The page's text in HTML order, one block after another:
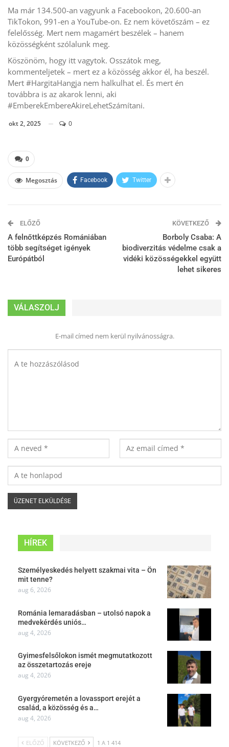
Ma már 134.500-an vagyunk a Facebookon, 20.600-an
TikTokon, 991-en a YouTube-on. Ez nem követőszám – ez
felelősség. Mert nem magamért beszélek – hanem
közösségként szólalunk meg.
Köszönöm, hogy itt vagytok. Osszátok meg,
kommenteljetek – mert ez a közösség akkor él, ha beszél.
Mert #HargitaHangja nem halkulhat el. És mert én
továbbra is az akarok lenni, aki
#EmberekEmbereAkireLehetSzámítani.
okt 2, 2025 0
0
Megosztás Facebook Twitter
ELŐZŐ
A felnőttképzés Romániában
több segítséget igények
Európátból
KÖVETKEZŐ
Borboly Csaba: A
biodiverzitás védelme csak a
vidéki közösségekkel együtt
lehet sikeres
VÁLASZOLJ
E-mail címed nem kerül nyilvánosságra.
HÍREK
Személyeskedés helyett szakmai vita – Ön
mit tenne?
aug 6, 2026
Románia lemaradásban – utolsó napok a
medvekérdés uniós…
aug 4, 2026
Gyimesfelsőlokon ismét megmutatkozott
az összetartozás ereje
aug 4, 2026
Gyergyóremetén a lovassport erejét a
család, a közösség és a…
aug 4, 2026
ELŐZŐ KÖVETKEZŐ 1 A 1 414